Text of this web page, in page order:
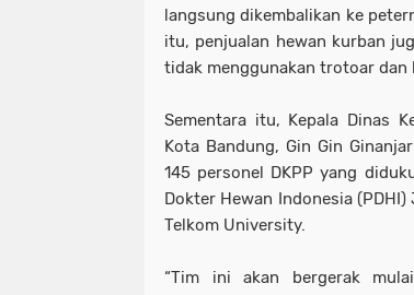
langsung dikembalikan ke
itu, penjualan hewan kurban
tidak menggunakan trotoar dan
Sementara itu, Kepala Dinas
Kota Bandung, Gin Gin
145 personel DKPP yang
Dokter Hewan Indonesia
Telkom University.
“Tim ini akan bergerak